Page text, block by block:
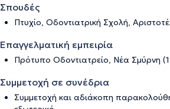
Σπουδές
Πτυχίο, Οδοντιατρική Σχολή,
Επαγγελματική εμπειρία
Πρότυπο Οδοντιατρείο, Νέα Σμύρνη
Συμμετοχή σε συνέδρια
Συμμετοχή και αδιάκοπη